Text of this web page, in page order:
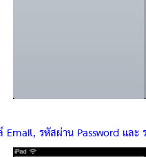
รหัสผ่าน Password แล